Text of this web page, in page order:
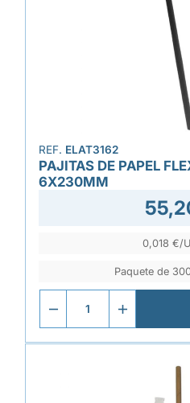
REF. ELAT3162
PAJITAS DE PAPEL
6X230MM
0,018 €/
Paquete de